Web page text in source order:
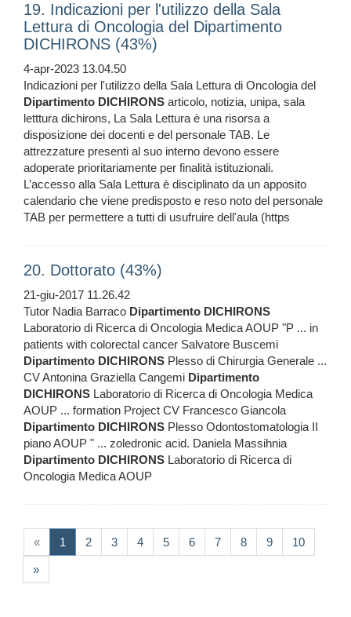
19. Indicazioni per l'utilizzo della Sala
Lettura di Oncologia del Dipartimento
DICHIRONS (43%)
4-apr-2023 13.04.50
Indicazioni per l'utilizzo della Sala Lettura di Oncologia del
Dipartimento DICHIRONS articolo, notizia, unipa, sala
letttura dichirons, La Sala Lettura è una risorsa a
disposizione dei docenti e del personale TAB. Le
attrezzature presenti al suo interno devono essere
adoperate prioritariamente per finalità istituzionali.
L’accesso alla Sala Lettura è disciplinato da un apposito
calendario che viene predisposto e reso noto del personale
TAB per permettere a tutti di usufruire dell'aula (https
20. Dottorato (43%)
21-giu-2017 11.26.42
Tutor Nadia Barraco Dipartimento DICHIRONS
Laboratorio di Ricerca di Oncologia Medica AOUP "P ... in
patients with colorectal cancer Salvatore Buscemi
Dipartimento DICHIRONS Plesso di Chirurgia Generale ...
CV Antonina Graziella Cangemi Dipartimento
DICHIRONS Laboratorio di Ricerca di Oncologia Medica
AOUP ... formation Project CV Francesco Giancola
Dipartimento DICHIRONS Plesso Odontostomatologia II
piano AOUP " ... zoledronic acid. Daniela Massihnia
Dipartimento DICHIRONS Laboratorio di Ricerca di
Oncologia Medica AOUP
« 1 (current)
2 3 4 5 6 7 8 9 10
»